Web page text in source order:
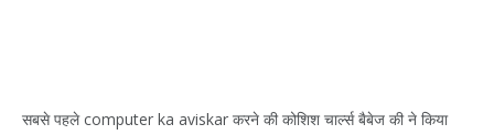
सबसे पहले computer ka aviskar करने की कोशिश चार्ल्स बैबेज की ने किया